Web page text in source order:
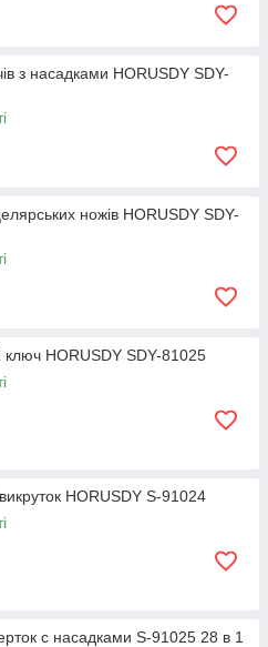
з насадками HORUSDY SDY-
ножів HORUSDY SDY-
ключ HORUSDY SDY-81025
викруток HORUSDY S-91024
с насадками S-91025 28 в 1